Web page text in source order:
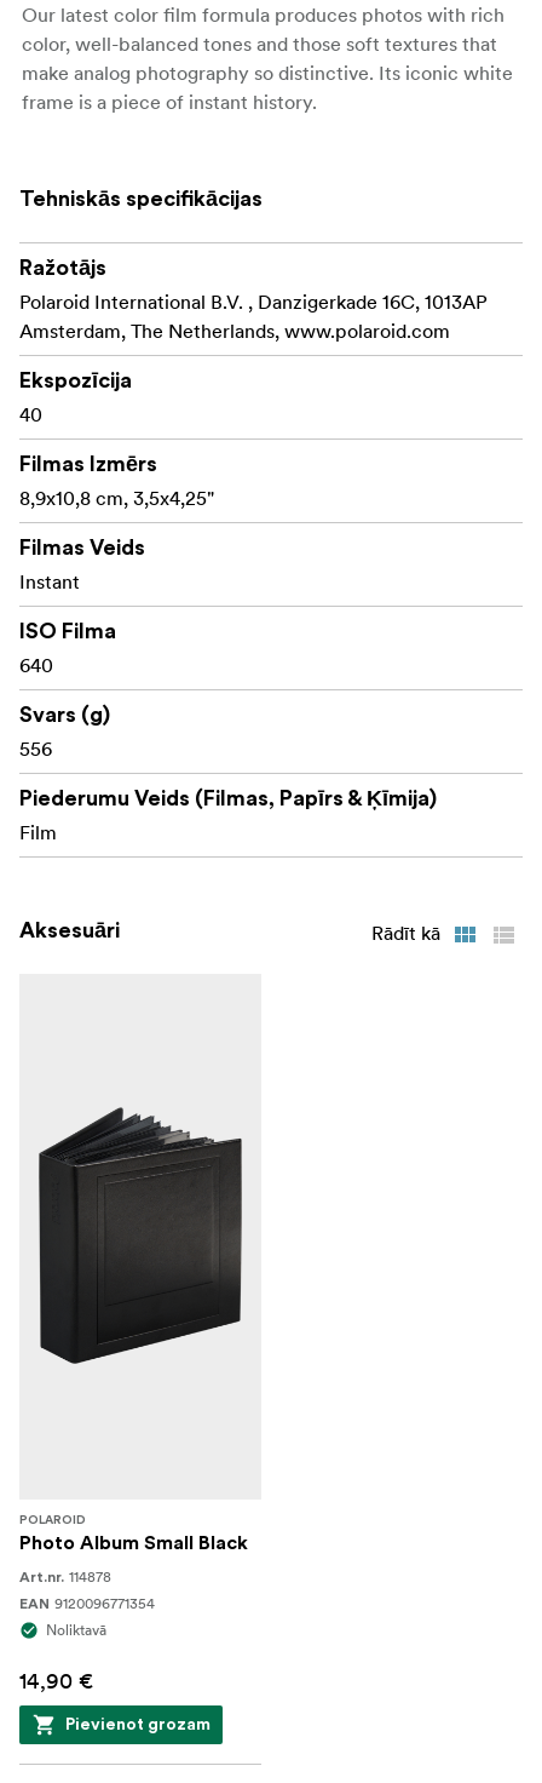
Our latest color film formula produces photos with rich
color, well-balanced tones and those soft textures that
make analog photography so distinctive. Its iconic white
frame is a piece of instant history.
Tehniskās specifikācijas
Ražotājs
Polaroid International B.V. , Danzigerkade 16C, 1013AP
Amsterdam, The Netherlands, www.polaroid.com
Ekspozīcija
40
Filmas Izmērs
8,9x10,8 cm, 3,5x4,25"
Filmas Veids
Instant
ISO Filma
640
Svars (g)
556
Piederumu Veids (Filmas, Papīrs & Ķīmija)
Film
Aksesuāri Rādīt kā
POLAROID
Photo Album Small Black
Art.nr. 114878
EAN 9120096771354
Noliktavā
14,90 €
Pievienot grozam